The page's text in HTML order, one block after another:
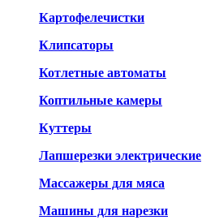
Картофелечистки
Клипсаторы
Котлетные автоматы
Коптильные камеры
Куттеры
Лапшерезки электрические
Массажеры для мяса
Машины для нарезки